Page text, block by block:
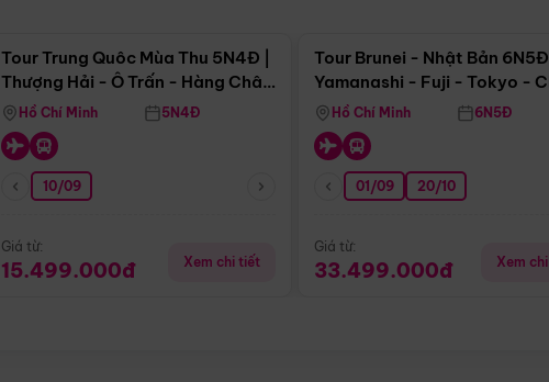
Tour Trung Quôc Mùa Thu 5N4Đ |
Thượng Hải - Ô Trấn - Hàng Châu
(Tour Không Shopping)
Hồ Chí Minh 5N4Đ
10/09
Giá từ:
15.499.000đ Xem chi tiết
Tour Brunei - Nhật Bản 6N5Đ |
Yamanashi - Fuji - Tokyo -
- Freeday
Hồ Chí Minh 6N5Đ
01/09 20/10
Giá từ:
33.499.000đ Xem